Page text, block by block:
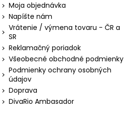
Moja objednávka
Napíšte nám
Vrátenie / výmena tovaru - ČR a
SR
Reklamačný poriadok
Všeobecné obchodné podmienky
Podmienky ochrany osobných
údajov
Doprava
DivaRio Ambasador